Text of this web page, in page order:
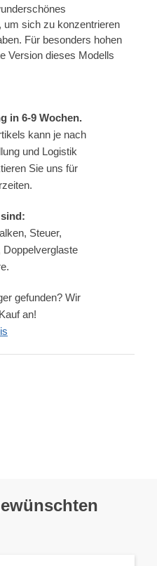
um sich zu konzentrieren
Für besonders hohen
Version dieses Modells
in 6-9 Wochen.
kann je nach
und Logistik
Sie uns für
Steuer,
Doppelverglaste
gefunden? Wir
an!